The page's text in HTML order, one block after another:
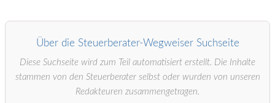
Über die Steuerberater-Wegweiser Suchseite
Diese Suchseite wird zum Teil automatisiert erstellt. Die Inhalte
stammen von den Steuerberater selbst oder wurden von unseren
Redakteuren zusammengetragen.